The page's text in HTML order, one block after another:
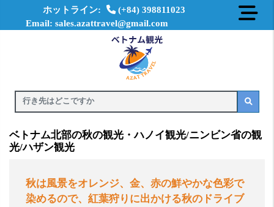
ホットライン:
(+84) 398811023
Email: sales.azattravel@gmail.com
ベトナム北部の秋の観光・ハノイ観光/ニンビン省の観
光/ハザン観光
秋は風景をオレンジ、金、赤の鮮やかな色彩で
染めるので、紅葉狩りに出かける秋のドライブ